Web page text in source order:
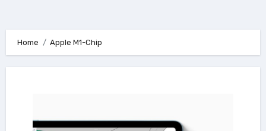
Home Apple M1-Chip